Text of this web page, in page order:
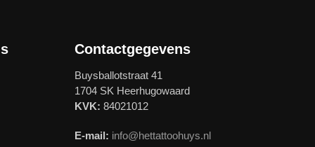
Contactgegevens
Buysballotstraat 41
1704 SK Heerhugowaard
KVK: 84021012
E-mail: info@hettattoohuys.nl